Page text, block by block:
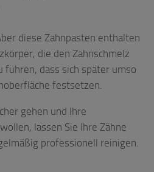
diese Zahnpasten enthalten
die den Zahnschmelz
führen, dass sich später umso
festsetzen.
gehen und Ihre
lassen Sie Ihre Zähne
professionell reinigen.